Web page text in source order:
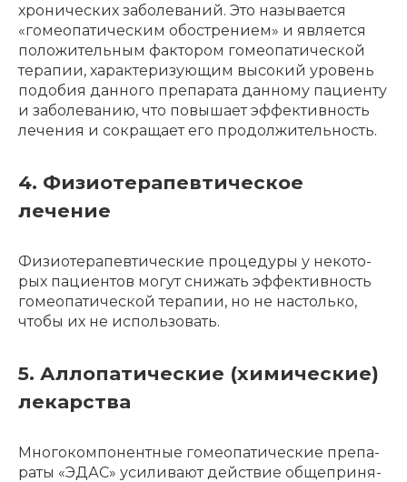
хрони­че­ских заболе­ва­ний. Это назы­ва­ет­ся
«гомео­па­ти­че­ским обостре­ни­ем» и явля­ет­ся
поло­жи­тель­ным факто­ром гомео­па­ти­че­ской
тера­пии, харак­те­ри­зу­ю­щим высо­кий уровень
подо­бия данно­го препа­ра­та данно­му паци­ен­ту
и заболе­ва­нию, что повы­ша­ет эффек­тив­ность
лече­ния и сокра­ща­ет его продол­жи­тель­ность.
4. Физиотерапевтическое
лечение
Физио­те­ра­пев­ти­че­ские проце­ду­ры у неко­то­
рых паци­ен­тов могут снижать эффек­тив­ность
гомео­па­ти­че­ской тера­пии, но не настоль­ко,
чтобы их не исполь­зо­вать.
5. Аллопатические (химические)
лекарства
Много­ком­по­нент­ные гомео­па­ти­че­ские препа­
ра­ты «ЭДАС» усили­ва­ют действие обще­при­ня­